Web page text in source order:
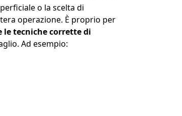
o la scelta di
operazione. È proprio per
le tecniche corrette di
Ad esempio: